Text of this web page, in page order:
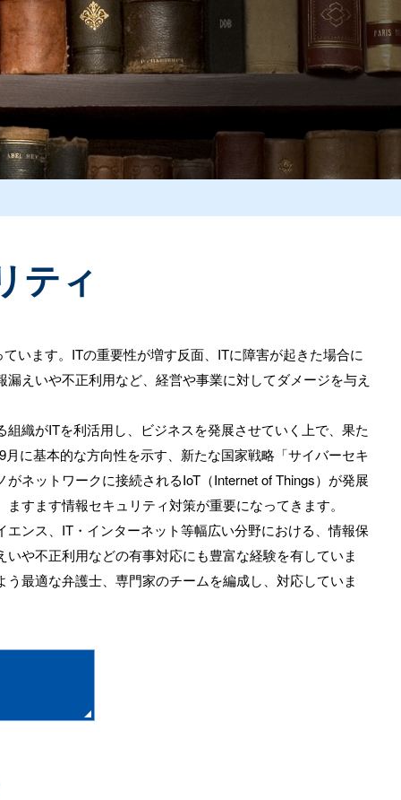
ティ
います。ITの重要性が増す反面、ITに障害が起きた場合に
えいや不正利用など、経営や事業に対してダメージを与え
織がITを利活用し、ビジネスを発展させていく上で、果た
に基本的な方向性を示す、新たな国家戦略「サイバーセキ
ネットワークに接続されるIoT（Internet of Things）が発展
すます情報セキュリティ対策が重要になってきます。
ンス、IT・インターネット等幅広い分野における、情報保
や不正利用などの有事対応にも豊富な経験を有していま
最適な弁護士、専門家のチームを編成し、対応していま